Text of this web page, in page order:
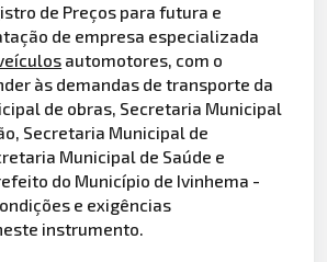
de Preços para futura e
de empresa especializada
automotores, com o
às demandas de transporte da
de obras, Secretaria Municipal
Secretaria Municipal de
Municipal de Saúde e
do Município de Ivinhema -
e exigências
instrumento.